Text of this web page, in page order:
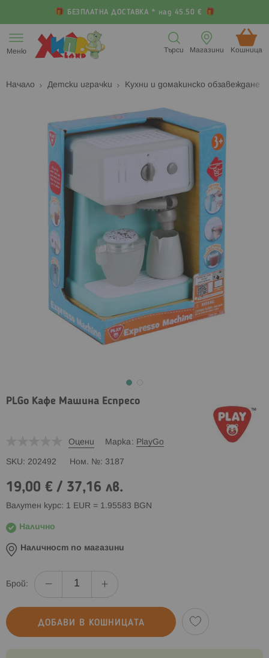
БЕЗПЛАТНА ДОСТАВКА * над 45.50 €
към
съдържанието
Меню Кошница (
Магазини
Търси
Начало Детски играчки Кухни и домакинско обзавеждане
изображенията
PLGo Кафе Машина Еспресо
Оцени Марка PlayGo
SKU 202492 Ном. № 3187
19,00 € / 37,16 лв.
Валутен курс: 1 EUR = 1.95583 BGN
Налично
Наличност по магазини
Брой:
ДОБАВИ В КОШНИЦАТА